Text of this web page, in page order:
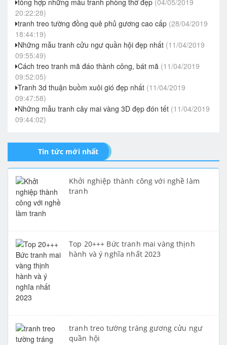
20:22:28)
tranh treo tường đồng quê phủ gương cao cấp (28/04/2019
18:44:19)
Những mẫu tranh cửu ngư quần hội đẹp nhất (11/04/2019
09:55:49)
Cách treo tranh mã đáo thành công, bát mã (11/04/2019
09:52:05)
Tranh 3d thuận buồm xuôi gió đẹp nhất (11/04/2019
09:47:58)
Những mẫu tranh cây mai vàng 3D đẹp đón tết (11/04/2019
09:44:02)
Tin tức mới nhất
Khởi nghiệp thành công với nghề làm
tranh
Top 20+++ Bức tranh mai vàng thịnh
hành và ý nghĩa nhất 2023
tranh treo tường tráng gương cửu ngư
quần hội